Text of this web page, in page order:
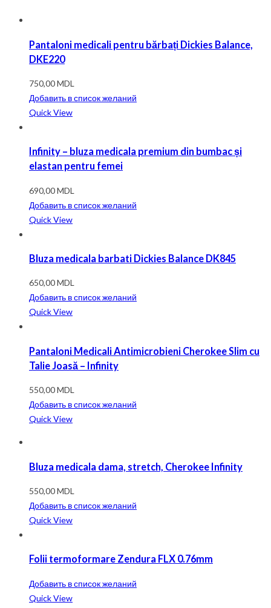
Pantaloni medicali pentru bărbați Dickies Balance,
DKE220
750,00MDL
Добавить в список желаний
Quick View
Infinity – bluza medicala premium din bumbac și
elastan pentru femei
690,00MDL
Добавить в список желаний
Quick View
Bluza medicala barbati Dickies Balance DK845
650,00MDL
Добавить в список желаний
Quick View
Pantaloni Medicali Antimicrobieni Cherokee Slim cu
Talie Joasă – Infinity
550,00MDL
Добавить в список желаний
Quick View
Bluza medicala dama, stretch, Cherokee Infinity
550,00MDL
Добавить в список желаний
Quick View
Folii termoformare Zendura FLX 0.76mm
Добавить в список желаний
Quick View